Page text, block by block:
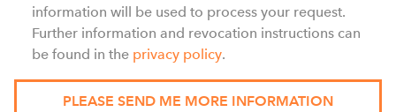
information will be used to process your request.
Further information and revocation instructions can
be found in the privacy policy.